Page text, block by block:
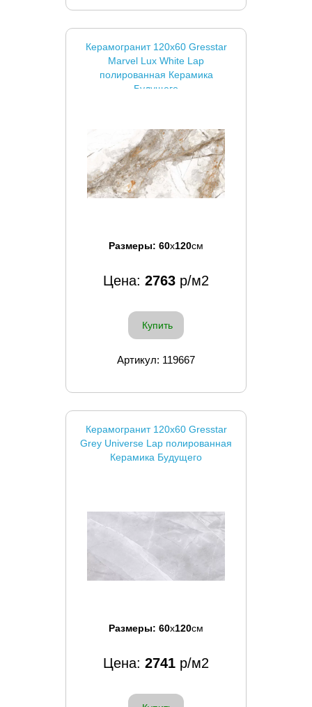
Керамогранит 120x60 Gresstar
Marvel Lux White Lap
полированная Керамика
Будущего
Размеры: 60x120см
Цена: 2763 р/м2
Купить
Артикул: 119667
Керамогранит 120x60 Gresstar
Grey Universe Lap полированная
Керамика Будущего
Размеры: 60x120см
Цена: 2741 р/м2